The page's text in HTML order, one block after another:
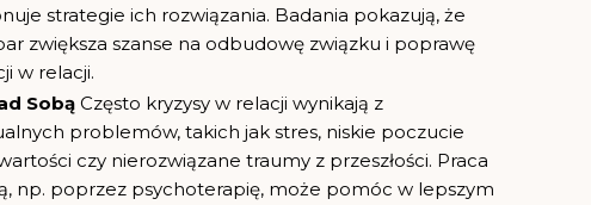
strategie ich rozwiązania. Badania pokazują, że
zwiększa szanse na odbudowę związku i poprawę
w relacji.
Sobą Często kryzysy w relacji wynikają z
problemów, takich jak stres, niskie poczucie
czy nierozwiązane traumy z przeszłości. Praca
np. poprzez psychoterapię, może pomóc w lepszym